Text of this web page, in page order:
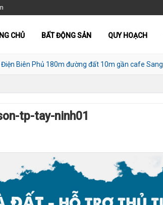
CHỦ BẤT ĐỘNG SẢN QUY HOẠCH
Biên Phủ 180m đường đất 10m gần cafe Sang
tp-tay-ninh01